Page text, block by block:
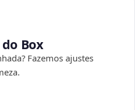
Box
Fazemos ajustes